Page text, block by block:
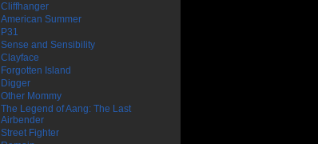
Cliffhanger
American Summer
P31
Sense and Sensibility
Clayface
Forgotten Island
Digger
Other Mommy
The Legend of Aang: The Last
Airbender
Street Fighter